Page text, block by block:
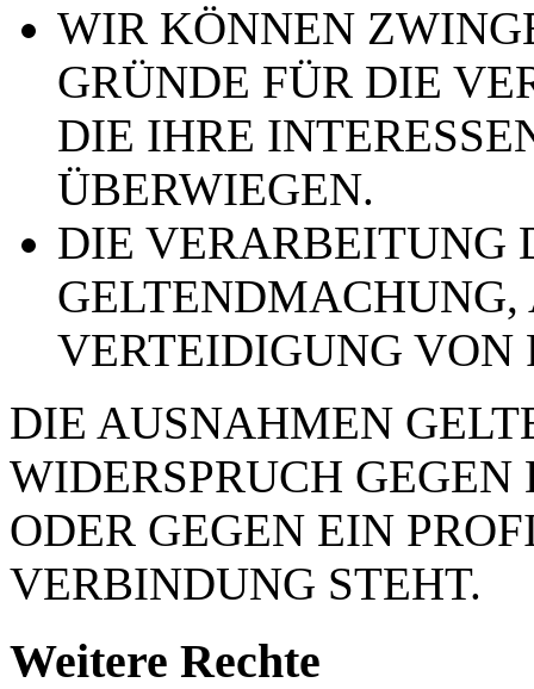
WIR KÖNNEN
GRÜNDE FÜR DIE
DIE IHRE
ÜBERWIEGEN.
DIE VERARBEITUNG
VERTEIDIGUNG VON
DIE AUSNAHMEN
WIDERSPRUCH
ODER GEGEN EIN
VERBINDUNG STEHT.
Weitere Rechte